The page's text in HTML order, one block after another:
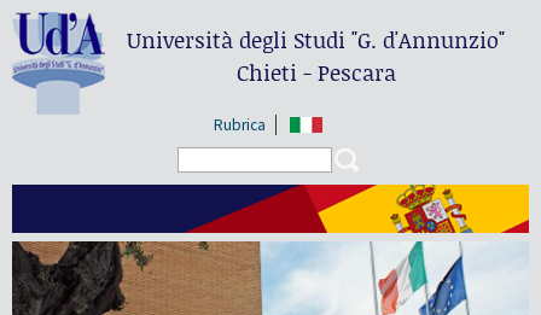
Università degli Studi"G. d'Annunzio"
Chieti - Pescara
Rubrica